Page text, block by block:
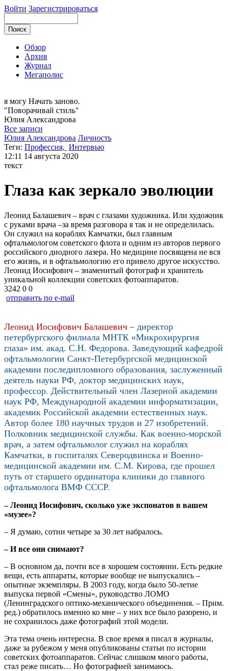
Войти Зарегистрироваться
Обзор
Архив
Журнал
Мегаполис
я могу Начать заново.
"Поворачивай стиль"
Юлия Александрова
Все записи
Юлия Александрова Личность
Теги: Профессия, Интервью
12:11 14 августа 2020
текст
Глаза как зеркало эволюции
Леонид Балашевич – врач с глазами художника. Или художник
с руками врача –за время разговора я так и не определилась.
Он служил на кораблях Камчатки, был главным
офтальмологом советского флота и одним из авторов первого
российского диодного лазера. Но медицине посвящена не вся
его жизнь, и в офтальмологию его привело другое искусство.
Леонид Иосифович – знаменитый фотограф и хранитель
уникальной коллекции советских фотоаппаратов.
3242 0 0
отправить по e-mail
Леонид Иосифович Балашевич– директор
петербургского филиала МНТК «Микрохирургия
глаза» им. акад. С.Н. Федорова. Заведующий кафедрой
офтальмологии Санкт-Петербургской медицинской
академии последипломного образования, заслуженный
деятель науки РФ, доктор медицинских наук,
профессор. Действительный член Лазерной академии
наук РФ, Международной академии информатизации,
академик Российской академии естественных наук.
Автор более 180 научных трудов и 27 изобретений.
Полковник медицинской службы. Как военно-морской
врач, а затем офтальмолог служил на кораблях
Камчатки, в госпиталях Северодвинска и Военно-
медицинской академии им. С.М. Кирова, где прошел
путь от старшего ординатора клиники до главного
офтальмолога ВМФ СССР.
– Леонид Иосифович, сколько уже экспонатов в вашем
«музее»?
– Я думаю, сотни четыре за 30 лет набралось.
– И все они снимают?
– В основном да, почти все в хорошем состоянии. Есть редкие
вещи, есть аппараты, которые вообще не выпускались –
опытные экземпляры. В 2003 году, когда было 50-летие
выпуска первой «Смены», руководство ЛОМО
(Ленинградского оптико-механического объединения. – Прим.
ред.) обратилось именно ко мне – у них все было разорено, и
не сохранилось даже фотографий этой модели.
Эта тема очень интересна. В свое время я писал в журналы,
даже за рубежом у меня опубликованы статьи по истории
советских фотоаппаратов. Сейчас слишком много работы,
стал реже писать… Но фотографией занимаюсь.